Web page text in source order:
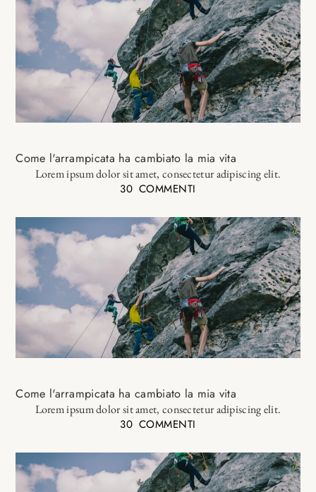
Come l'arrampicata ha cambiato la mia vita
Lorem ipsum dolor sit amet, consectetur adipiscing elit.
30 COMMENTI
Come l'arrampicata ha cambiato la mia vita
Lorem ipsum dolor sit amet, consectetur adipiscing elit.
30 COMMENTI